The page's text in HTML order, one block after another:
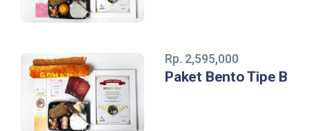
Rp. 2,595,000
Paket Bento Tipe B